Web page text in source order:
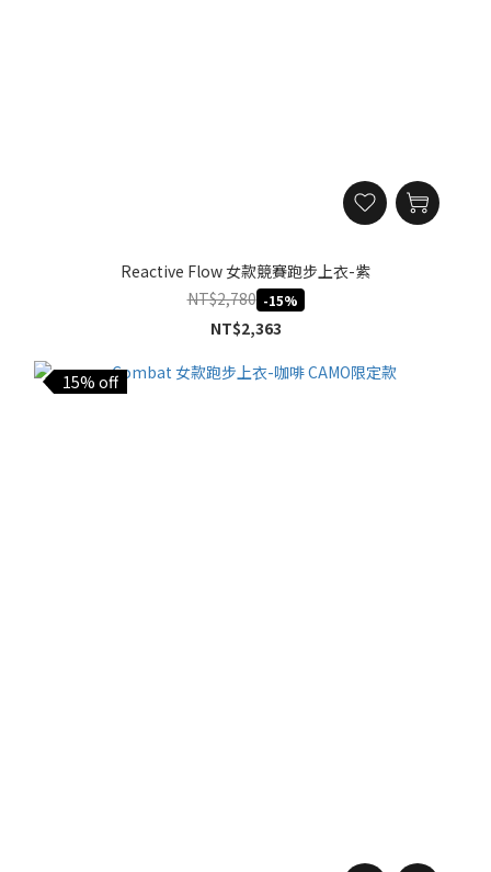
Reactive Flow 女款競賽跑步上衣-紫
NT$2,780 -15%
NT$2,363
15% off